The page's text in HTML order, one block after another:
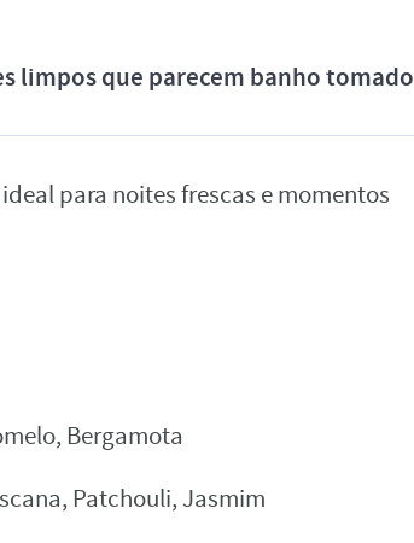
limpos que parecem banho tomado
ideal para noites frescas e momentos
Bergamota
Patchouli, Jasmim